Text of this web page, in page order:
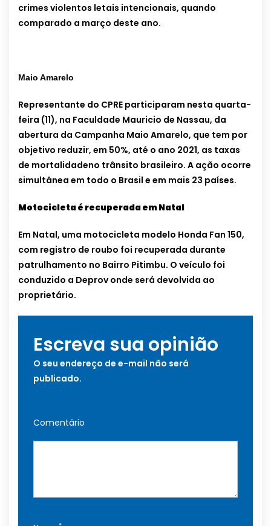
crimes violentos letais intencionais, quando
comparado a março deste ano.
Maio Amarelo
Representante do CPRE participaram nesta quarta-
feira (11), na Faculdade Mauricio de Nassau, da
abertura da Campanha Maio Amarelo, que tem por
objetivo reduzir, em 50%, até o ano 2021, as taxas
de mortalidadeno trânsito brasileiro. A ação ocorre
simultânea em todo o Brasil e em mais 23 países.
Motocicleta é recuperada em Natal
Em Natal, uma motocicleta modelo Honda Fan 150,
com registro de roubo foi recuperada durante
patrulhamento no Bairro Pitimbu. O veículo foi
conduzido a Deprov onde será devolvida ao
proprietário.
Escreva sua opinião
O seu endereço de e-mail não será
publicado.
Comentário